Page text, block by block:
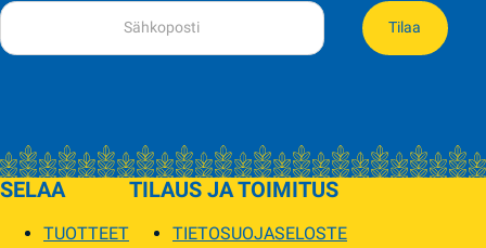
Tilaa
SELAA
TUOTTEET
TILAUS JA TOIMITUS
TIETOSUOJASELOSTE